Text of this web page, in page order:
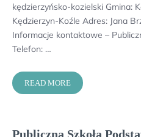
kędzierzyńsko-kozielski Gmina:
Kędzierzyn-Koźle Adres: Jana
Informacje kontaktowe –
Telefon: …
READ MORE
Publiczna Szkoła